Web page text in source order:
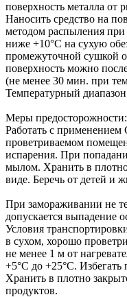
поверхность металла
Наносить средство на
методом распыления
ниже +10°С на сухую
промежуточной сушкой
поверхность можно
(не менее 30 мин. при
Температурный
Меры
Работать с
проветриваемом
испарения. При
мылом. Хранить в
виде. Беречь от детей и
При замораживании не
допускается выпадение
Условия
в сухом, хорошо
не менее 1 м от
+5°С до +25°С.
Хранить в плотно
продуктов.